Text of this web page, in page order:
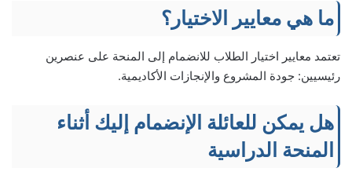
ما هي معايير الاختيار؟
تعتمد معايير اختيار الطلاب للانضمام إلى المنحة على عنصرين
رئيسيين: جودة المشروع والإنجازات الأكاديمية.
هل يمكن للعائلة الإنضمام إليك أثناء
المنحة الدراسية